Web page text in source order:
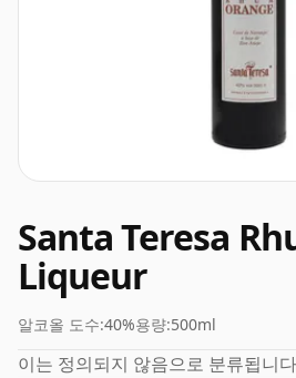
Santa Teresa
Liqueur
알코올 도수:40%용량:500ml
이는 정의되지 않음으로 분류됩니